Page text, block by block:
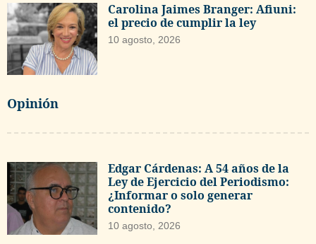
Carolina Jaimes Branger: Afiuni:
el precio de cumplir la ley
10 agosto, 2026
Opinión
Edgar Cárdenas: A 54 años de la
Ley de Ejercicio del Periodismo:
¿Informar o solo generar
contenido?
10 agosto, 2026